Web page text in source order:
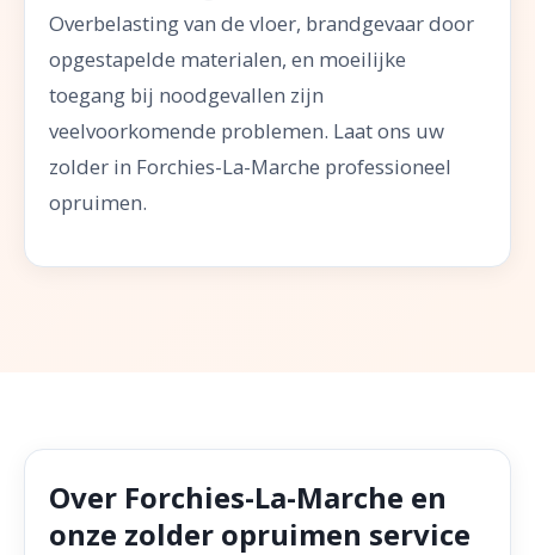
Overbelasting van de vloer, brandgevaar door
opgestapelde materialen, en moeilijke
toegang bij noodgevallen zijn
veelvoorkomende problemen. Laat ons uw
zolder in Forchies-La-Marche professioneel
opruimen.
Over Forchies-La-Marche en
onze zolder opruimen service